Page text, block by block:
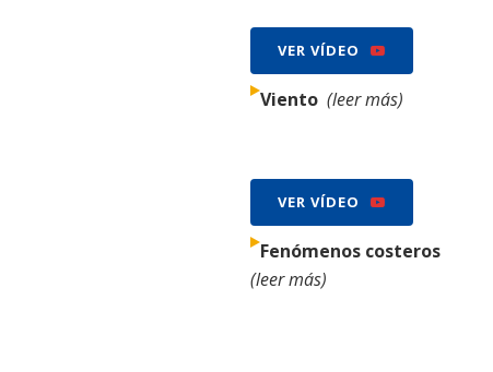
VER VÍDEO
Viento (leer más)
VER VÍDEO
Fenómenos costeros
(leer más)